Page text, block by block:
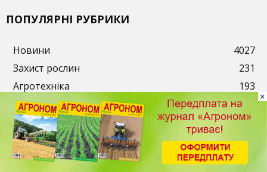
ПОПУЛЯРНІ РУБРИКИ
Новини
4027
Захист рослин
231
Агротехніка
193
Добрива
163
Кукурудза
130
Соняшник
115
Пшениця
×